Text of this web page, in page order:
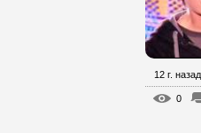
12 г. назад
0